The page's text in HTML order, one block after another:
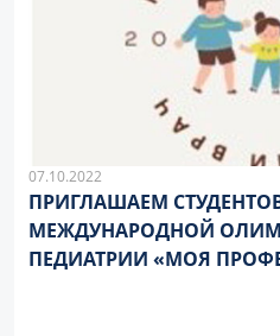
07.10.2022
ПРИГЛАШАЕМ
МЕЖДУНАРОДНОЙ
ПЕДИАТРИИ «МОЯ